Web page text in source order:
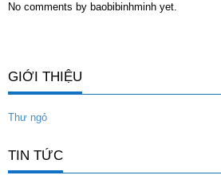
No comments by baobibinhminh yet.
GIỚI THIỆU
Thư ngỏ
TIN TỨC